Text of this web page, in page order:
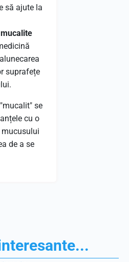
să ajute la
mucalite
suprafețe
se
cu o
de a se